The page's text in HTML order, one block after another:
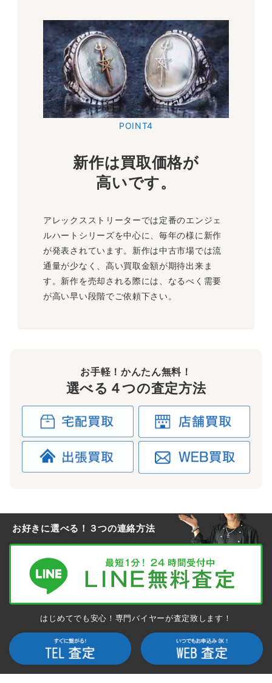
POINT4
新作は買取価格が
高いです。
アレックスストリーターでは定番のエンジェ
ルハートシリーズを中心に、毎年の様に新作
が発表されています。新作は中古市場では流
通量が少なく、高い買取金額が期待出来ま
す。新作を売却される際には、なるべく需要
が高い早い段階でご依頼下さい。
お手軽！かんたん無料！
選べる４つの査定方法
お好きに選べる！３つの連絡方法
はじめてでも安心！専門バイヤーが査定致します！